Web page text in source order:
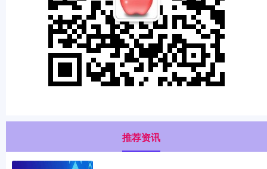
推荐资讯